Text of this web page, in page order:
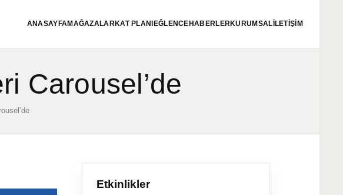
ANASAYFAMAĞAZALARKAT PLANI EĞLENCE HABERLERKURUMSAL İLETİŞİM
Carousel’de
Etkinlikler